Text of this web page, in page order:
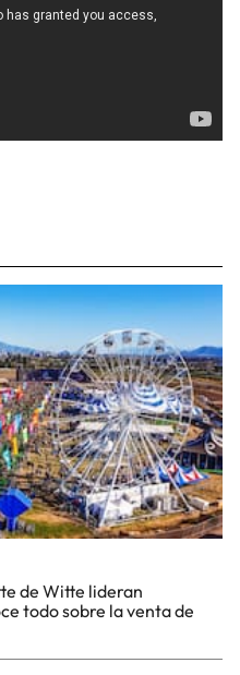
de Witte lideran
todo sobre la venta de